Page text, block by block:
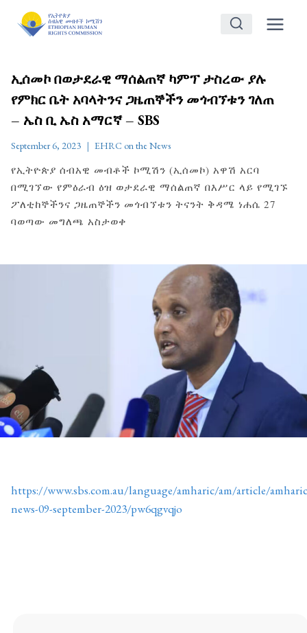
ኢሰመኮ በወታደራዊ ማሰልጠኛ ካምፕ ታስረው ያሉ
የምክር ቤት አባላትንና ጋዜጠኞችን መጎብኘቱን ገለጠ
– ኤስ ቢ ኤስ አማርኛ – SBS
September 6, 2023 EHRC on the News
የኢትዮጵያ ሰብአዊ መብቶች ኮሚሽን (ኢሰመኮ) አዋሽ አርባ
በሚገኘው የምዕራብ ዕዝ ወታደራዊ ማሰልጠኛ በእሥር ላይ የሚገኙ
ፖለቲከኞችንና ጋዜጠኞችን መጎብኘቱን ትናንት ቅዳሜ ነሐሴ 27
ባወጣው መግለጫ አስታወቀ
https://www.sbs.com.au/language/amharic/am/article/
news-09-september-2023/pw6qgvqjo